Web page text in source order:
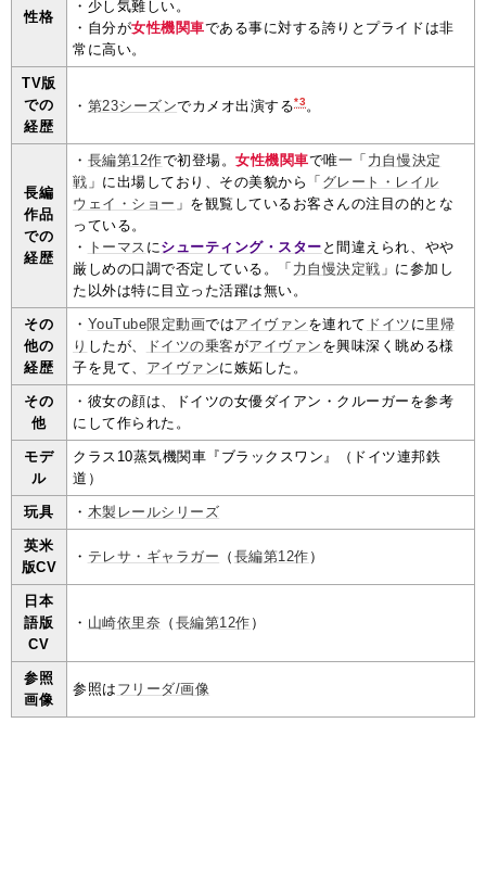
性格
・少し気難しい。
・自分が女性機関車である事に対する誇りとプライドは非
常に高い。
TV版
での
経歴
・ 第23シーズンでカメオ出演する*3。
長編
作品
での
経歴
・ 長編第12作で初登場。女性機関車で唯一「 力自慢決定
戦 」に出場しており、その美貌から「 グレート・レイル
ウェイ・ショー 」を観覧しているお客さんの注目の的とな
っている。
・
トーマス にシューティング・スター と間違えられ、やや
厳しめの口調で否定している。「 力自慢決定戦 」に参加し
た以外は特に目立った活躍は無い。
その
他の
経歴
・ YouTube限定動画ではアイヴァン を連れて ドイツ に里帰
り したが、 ドイツの乗客がアイヴァン を興味深く眺める様
子を見て、 アイヴァンに嫉妬した。
その
他
・彼女の顔は、ドイツの女優ダイアン・クルーガーを参考
にして作られた。
モデ
ル
クラス10蒸気機関車『ブラックスワン』（ドイツ連邦鉄
道）
玩具 ・ 木製レールシリーズ
英米
版CV
・ テレサ・ギャラガー （ 長編第12作 ）
日本
語版
CV
・ 山崎依里奈 （ 長編第12作 ）
参照
画像
参照は フリーダ/画像